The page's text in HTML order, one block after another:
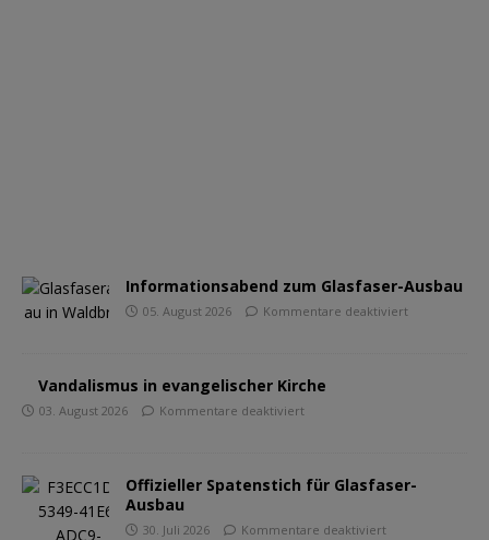
Informationsabend zum Glasfaser-Ausbau
05. August 2026 Kommentare deaktiviert
Vandalismus in evangelischer Kirche
03. August 2026 Kommentare deaktiviert
Offizieller Spatenstich für Glasfaser-
Ausbau
30. Juli 2026 Kommentare deaktiviert